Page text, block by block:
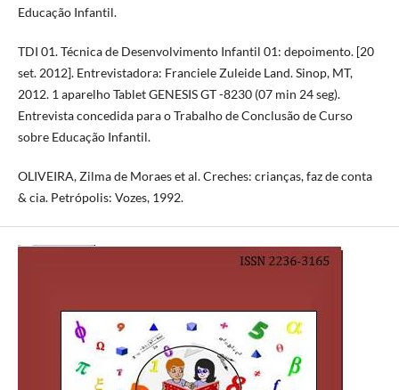
Educação Infantil.
TDI 01. Técnica de Desenvolvimento Infantil 01: depoimento. [20
set. 2012]. Entrevistadora: Franciele Zuleide Land. Sinop, MT,
2012. 1 aparelho Tablet GENESIS GT -8230 (07 min 24 seg).
Entrevista concedida para o Trabalho de Conclusão de Curso
sobre Educação Infantil.
OLIVEIRA, Zilma de Moraes et al. Creches: crianças, faz de conta
& cia. Petrópolis: Vozes, 1992.